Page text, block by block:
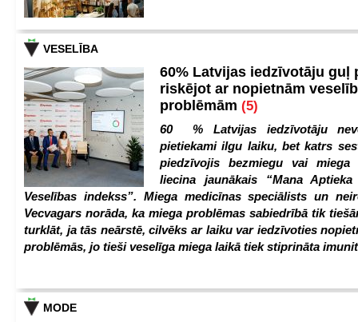
VESELĪBA
60% Latvijas iedzīvotāju guļ
riskējot ar nopietnām
problēmām (5)
60 % Latvijas iedzīvotāju
pietiekami ilgu laiku, bet katrs
piedzīvojis bezmiegu vai miega
liecina jaunākais “Mana
Veselības indekss”. Miega medicīnas speciālists un
Vecvagars norāda, ka miega problēmas sabiedrībā tik
turklāt, ja tās neārstē, cilvēks ar laiku var iedzīvoties
problēmās, jo tieši veselīga miega laikā tiek stiprināta
MODE